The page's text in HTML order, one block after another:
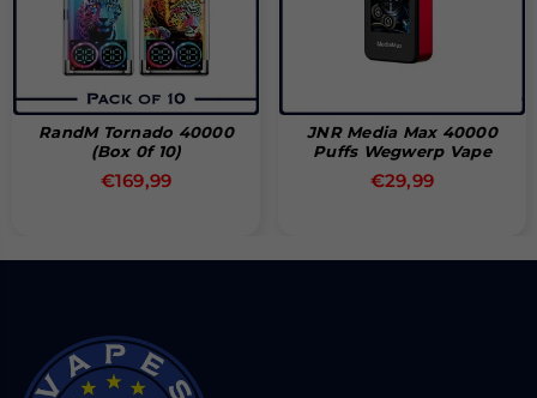
RandM Tornado 40000
(Box 0f 10)
Normale
€169,99
JNR Media Max 40000
Puffs Wegwerp Vape
Normale
€29,99